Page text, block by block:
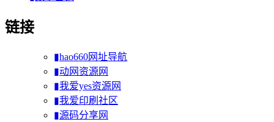
链接
▮hao660网址导航
▮动网资源网
▮我爱yes资源网
▮我爱印刷社区
▮源码分享网